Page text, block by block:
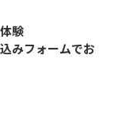
験
みフォームでお